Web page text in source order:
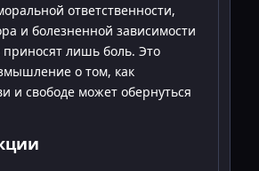
ответственности,
и болезненной зависимости
приносят лишь боль. Это
о том, как
и свободе может обернуться